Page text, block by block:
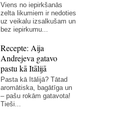
Viens no iepirkšanās
zelta likumiem ir nedoties
uz veikalu izsalkušam un
bez iepirkumu...
Recepte: Aija
Andrejeva gatavo
pastu kā Itālijā
Pasta kā Itālijā? Tātad
aromātiska, bagātīga un
– pašu rokām gatavota!
Tieši...